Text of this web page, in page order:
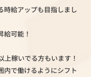
時給アップも目指しまし
給可能！
上稼いでる方もいます！
内で働けるようにシフト